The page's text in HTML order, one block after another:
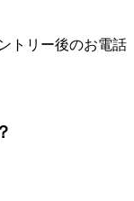
トリー後のお電話